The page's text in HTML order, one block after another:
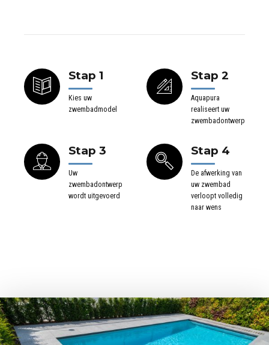
Stap 1
Kies uw
zwembadmodel
Stap 2
Aquapura
realiseert uw
zwembadontwerp
Stap 3
Uw
zwembadontwerp
wordt uitgevoerd
Stap 4
De afwerking van
uw zwembad
verloopt volledig
naar wens